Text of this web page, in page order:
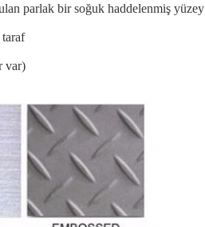
parlak bir soğuk haddelenmiş yüzey
var)